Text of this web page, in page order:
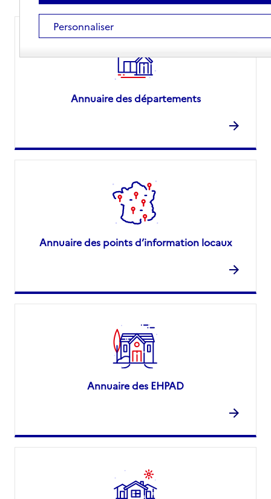
Annuaire des départements
Annuaire des points d’information locaux
Annuaire des EHPAD
Personnaliser